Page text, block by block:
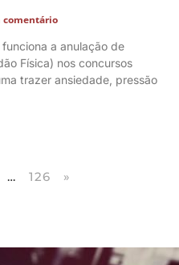
comentário
a anulação de
Física) nos concursos
trazer ansiedade, pressão
… 126 »